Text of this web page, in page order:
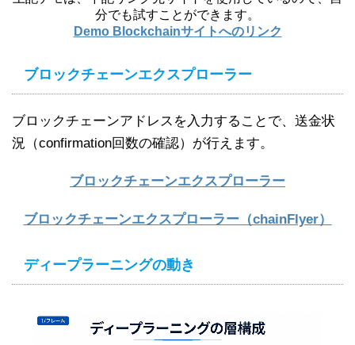
分でも試すことができます。
Demo Blockchainサイトへのリンク
ブロックチェーンエクスプローラー
ブロックチェーンアドレスを入力することで、送金状
況（confirmation回数の確認）が行えます。
ブロックチェーンエクスプローラー
ブロックチェーンエクスプローラー（chainFlyer）
ディープラーニングの動き